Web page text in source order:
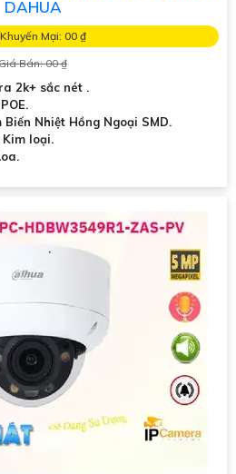
DAHUA
Mại: 00 ₫
Bán: 00 ₫
2k+ sắc nét .
Biến Nhiệt Hồng Ngoại SMD.
Kim loại.